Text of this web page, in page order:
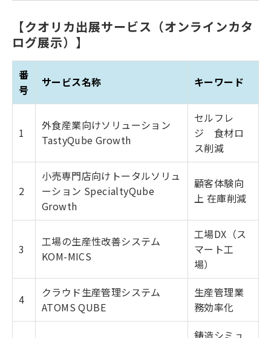
【クオリカ出展サービス（オンラインカタ
ログ展示）】
番
号
サービス名称 キーワード
1
外食産業向けソリューション
TastyQube Growth
セルフレ
ジ 食材ロ
ス削減
2
小売専門店向けトータルソリュ
ーション SpecialtyQube
Growth
顧客体験向
上 在庫削減
3
工場の生産性改善システム
KOM-MICS
工場DX（ス
マート工
場）
4
クラウド生産管理システム
ATOMS QUBE
生産管理業
務効率化
鋳造シミュ